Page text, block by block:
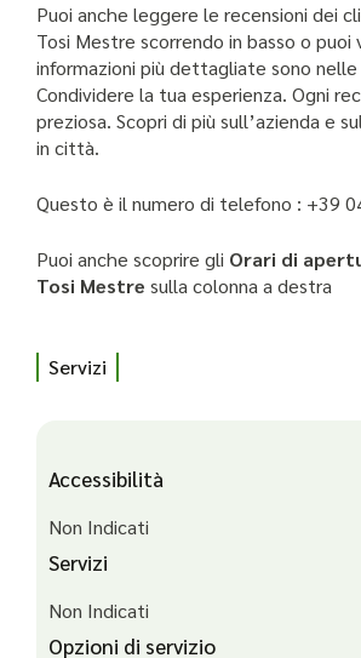
Puoi anche leggere le recensioni dei
Tosi Mestre scorrendo in basso o puoi
informazioni più dettagliate sono nelle
Condividere la tua esperienza. Ogni
preziosa. Scopri di più sull’azienda e
in città.
Questo è il numero di telefono : +39
Puoi anche scoprire gli Orari di
Tosi Mestre sulla colonna a destra
Servizi
Accessibilità
Non Indicati
Servizi
Non Indicati
Opzioni di servizio